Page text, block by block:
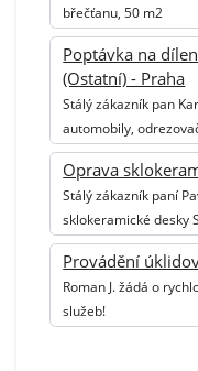
břečťanu, 50 m2
Poptávka na
(Ostatní) - Praha
Stálý zákazník pan
automobily,
Oprava
Stálý zákazník paní
sklokeramické desky
Provádění
Roman J. žádá o
služeb!